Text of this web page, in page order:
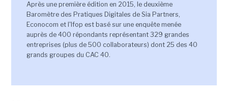
Après une première édition en 2015, le deuxième
Baromètre des Pratiques Digitales de Sia Partners,
Econocom et l'Ifop est basé sur une enquête menée
auprès de 400 répondants représentant 329 grandes
entreprises (plus de 500 collaborateurs) dont 25 des 40
grands groupes du CAC 40.